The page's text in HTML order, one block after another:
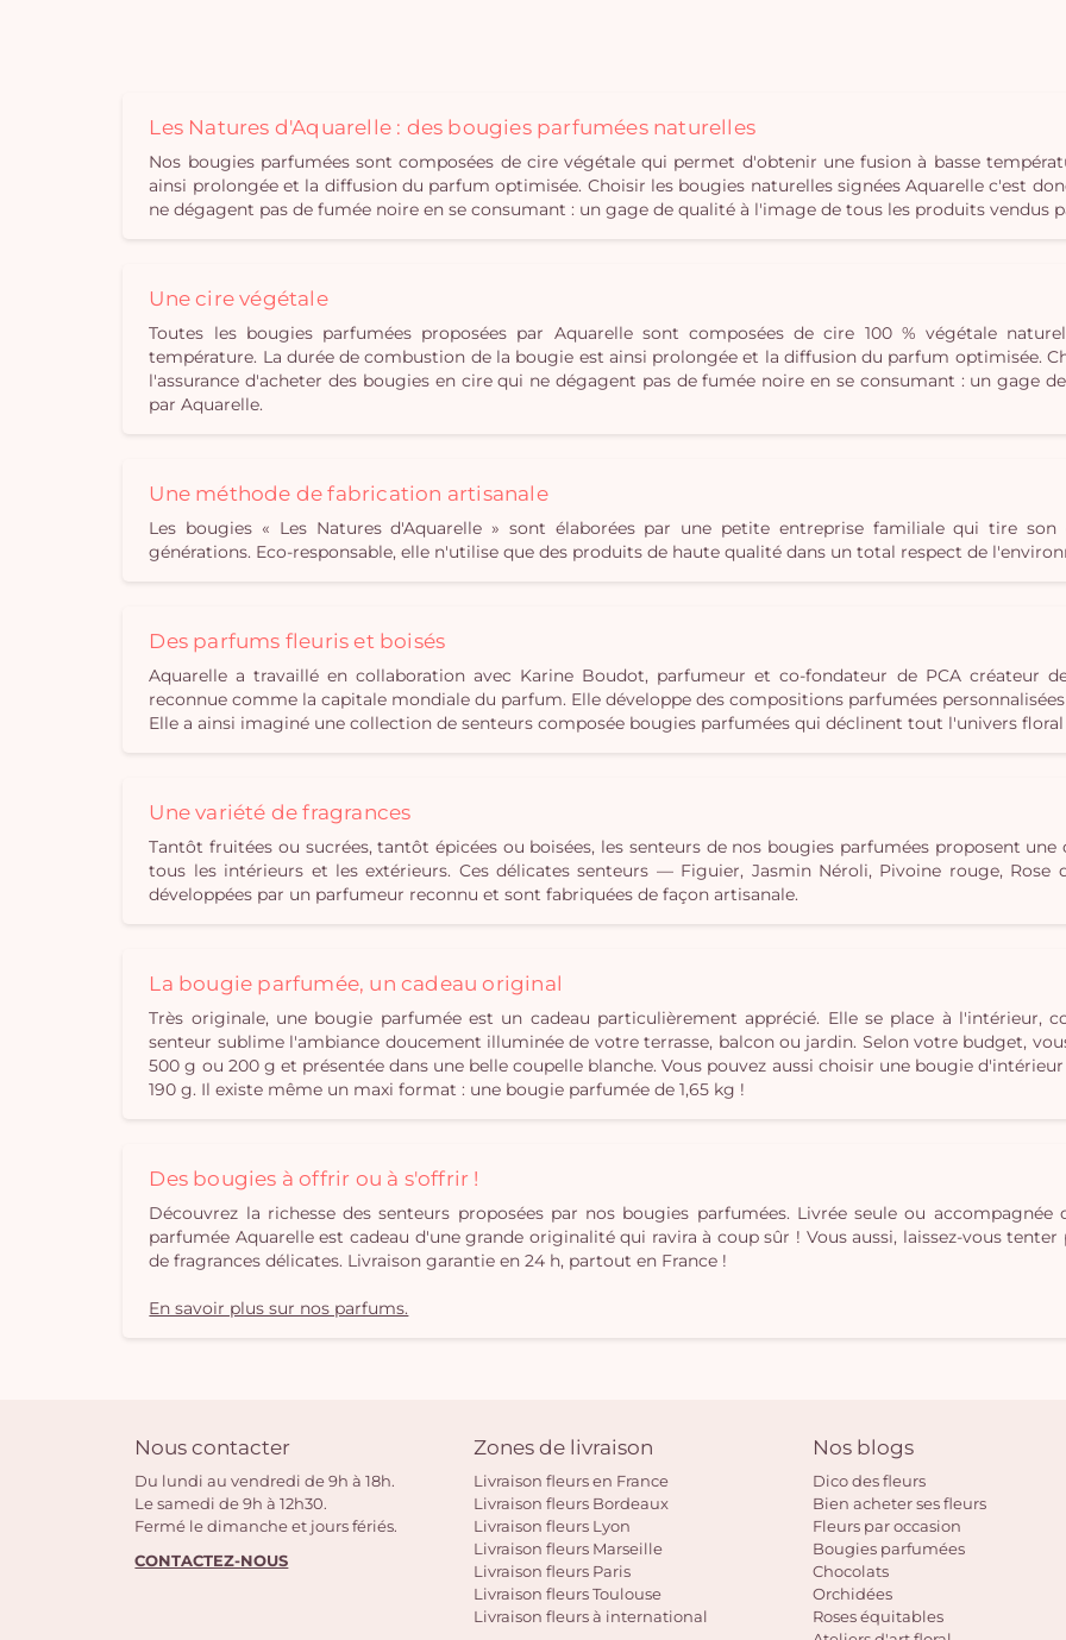
Les Natures d'Aquarelle : des bougies parfumées naturelles
Nos bougies parfumées sont composées de cire végétale qui permet d'obtenir une fusion à basse
ainsi prolongée et la diffusion du parfum optimisée. Choisir les bougies naturelles signées Aquarelle c'est
ne dégagent pas de fumée noire en se consumant : un gage de qualité à l'image de tous les produits vendus
Une cire végétale
Toutes les bougies parfumées proposées par Aquarelle sont composées de cire 100 % végétale
température. La durée de combustion de la bougie est ainsi prolongée et la diffusion du parfum optimisée.
l'assurance d'acheter des bougies en cire qui ne dégagent pas de fumée noire en se consumant : un gage
par Aquarelle.
Une méthode de fabrication artisanale
Les bougies « Les Natures d'Aquarelle » sont élaborées par une petite entreprise familiale qui tire
générations. Eco-responsable, elle n'utilise que des produits de haute qualité dans un total respect de
Des parfums fleuris et boisés
Aquarelle a travaillé en collaboration avec Karine Boudot, parfumeur et co-fondateur de PCA créateur
reconnue comme la capitale mondiale du parfum. Elle développe des compositions parfumées
Elle a ainsi imaginé une collection de senteurs composée bougies parfumées qui déclinent tout l'univers floral
Une variété de fragrances
Tantôt fruitées ou sucrées, tantôt épicées ou boisées, les senteurs de nos bougies parfumées proposent
tous les intérieurs et les extérieurs. Ces délicates senteurs — Figuier, Jasmin Néroli, Pivoine rouge,
développées par un parfumeur reconnu et sont fabriquées de façon artisanale.
La bougie parfumée, un cadeau original
Très originale, une bougie parfumée est un cadeau particulièrement apprécié. Elle se place à l'intérieur,
senteur sublime l'ambiance doucement illuminée de votre terrasse, balcon ou jardin. Selon votre budget,
500 g ou 200 g et présentée dans une belle coupelle blanche. Vous pouvez aussi choisir une bougie
190 g. Il existe même un maxi format : une bougie parfumée de 1,65 kg !
Des bougies à offrir ou à s'offrir !
Découvrez la richesse des senteurs proposées par nos bougies parfumées. Livrée seule ou accompagnée
parfumée Aquarelle est cadeau d'une grande originalité qui ravira à coup sûr ! Vous aussi, laissez-vous
de fragrances délicates. Livraison garantie en 24 h, partout en France !
En savoir plus sur nos parfums.
Nous contacter
Du lundi au vendredi de 9h à 18h.
Le samedi de 9h à 12h30.
Fermé le dimanche et jours fériés.
CONTACTEZ-NOUS
Zones de livraison
Livraison fleurs en France
Livraison fleurs Bordeaux
Livraison fleurs Lyon
Livraison fleurs Marseille
Livraison fleurs Paris
Livraison fleurs Toulouse
Livraison fleurs à international
Nos blogs
Dico des fleurs
Bien acheter ses fleurs
Fleurs par occasion
Bougies parfumées
Chocolats
Orchidées
Roses équitables